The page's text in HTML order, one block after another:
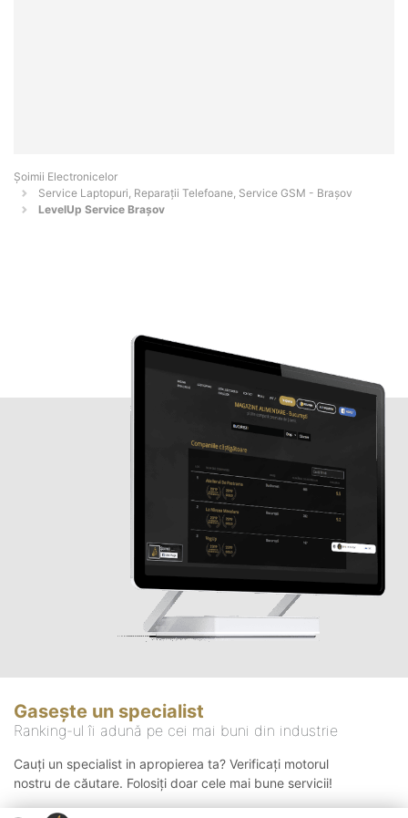
Șoimii Electronicelor
Service Laptopuri, Reparații Telefoane, Service GSM - Braşov
LevelUp Service Brașov
Gasește un specialist
Ranking-ul îi adună pe cei mai buni din industrie
Cauți un specialist in apropierea ta? Verificați motorul
nostru de căutare. Folosiți doar cele mai bune servicii!